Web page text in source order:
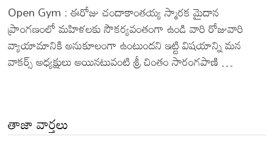
Open Gym : ఈరోజు చందాకాంతయ్య స్మారక మైదాన
ప్రాంగణంలో మహిళలకు సౌకర్యవంతంగా ఉండి వారి రోజువారి
వ్యాయామానికి అనుకూలంగా ఉంటుందని ఇట్టి విషయాన్ని మన
వాకర్స్ అధ్యక్షులు అయినటువంటి శ్రీ చింతం సారంగపాణి …
తాజా వార్తలు